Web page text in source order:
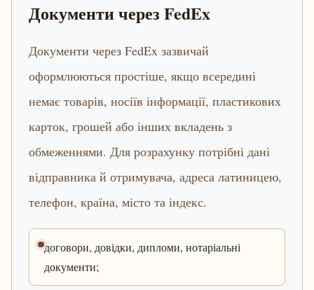
Документи через FedEx
Документи через FedEx зазвичай
оформлюються простіше, якщо всередині
немає товарів, носіїв інформації, пластикових
карток, грошей або інших вкладень з
обмеженнями. Для розрахунку потрібні дані
відправника й отримувача, адреса латиницею,
телефон, країна, місто та індекс.
договори, довідки, дипломи, нотаріальні
документи;